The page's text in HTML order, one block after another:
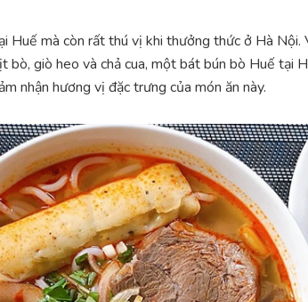
Huế mà còn rất thú vị khi thưởng thức ở Hà Nội.
bò, giò heo và chả cua, một bát bún bò Huế tại
nhận hương vị đặc trưng của món ăn này.